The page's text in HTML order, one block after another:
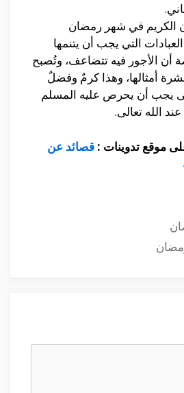
الكريم في شهر رمضان
التي يجب أن يتنمها
أن الأجور فيه تتضاعف، وتُصبح
أمثالها، وهذا كرمٌ وفضلٌ
يجب أن يحرص عليه المسلم
الله تعالى.
موقع تدوينات : قصائد عن